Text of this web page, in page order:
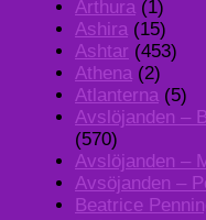
Arthura (1)
Ashira (15)
Ashtar (453)
Athena (2)
Atlanterna (5)
Avslöjanden –
(570)
Avslöjanden –
Avsöjanden –
Beatrice